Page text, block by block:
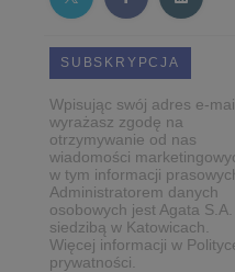
SUBSKRYPCJA
Wpisując swój adres e-
wyrażasz zgodę na
otrzymywanie od nas
wiadomości
w tym informacji
Administratorem danych
osobowych jest Agata S.A.
siedzibą w Katowicach.
Więcej informacji w
prywatności.